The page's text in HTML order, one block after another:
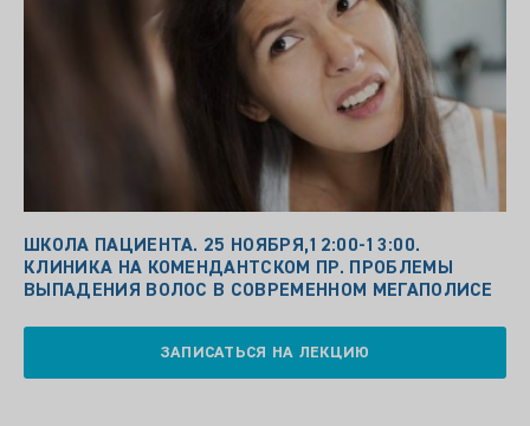
ШКОЛА ПАЦИЕНТА. 25 НОЯБРЯ,12:00-13:00.
КЛИНИКА НА КОМЕНДАНТСКОМ ПР. ПРОБЛЕМЫ
ВЫПАДЕНИЯ ВОЛОС В СОВРЕМЕННОМ МЕГАПОЛИСЕ
ЗАПИСАТЬСЯ НА ЛЕКЦИЮ